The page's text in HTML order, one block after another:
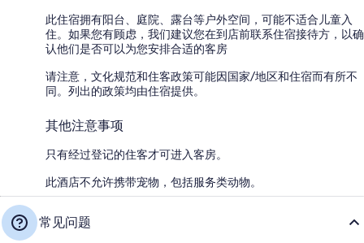
此住宿拥有阳台、庭院、露台等户外空间，可能不适合儿童入
住。如果您有顾虑，我们建议您在到店前联系住宿接待方，以确
认他们是否可以为您安排合适的客房
请注意，文化规范和住客政策可能因国家/地区和住宿而有所不
同。列出的政策均由住宿提供。
其他注意事项
只有经过登记的住客才可进入客房。
此酒店不允许携带宠物，包括服务类动物。
常见问题